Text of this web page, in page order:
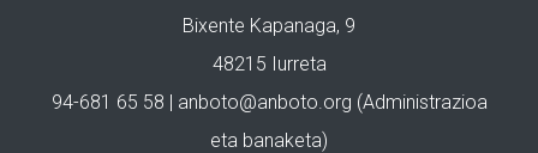
Bixente Kapanaga, 9
48215 Iurreta
94-681 65 58 | anboto@anboto.org (Administrazioa
eta banaketa)